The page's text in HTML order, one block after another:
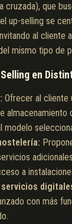
cruzada), que
up-selling se
al cliente
mismo tipo de
Selling en
Ofrecer al cliente
almacenamiento
modelo
a
con más